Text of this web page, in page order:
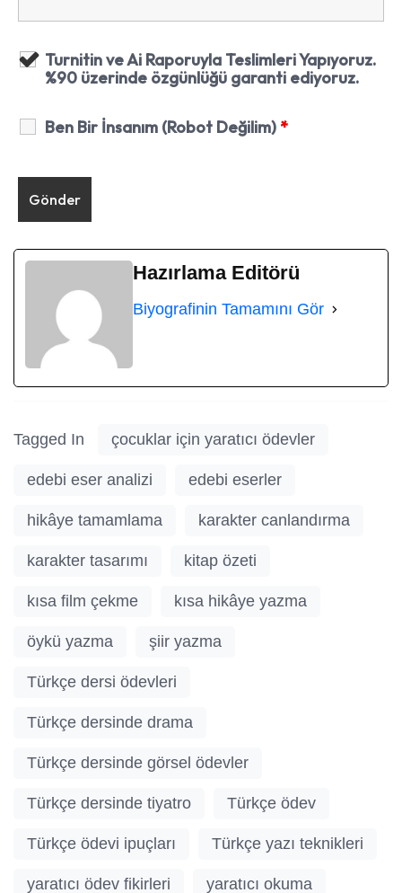
Turnitin ve Ai Raporuyla Teslimleri Yapıyoruz.
%90 üzerinde özgünlüğü garanti ediyoruz.
Ben Bir İnsanım (Robot Değilim)*
Hazırlama Editörü
Biyografinin Tamamını Gör
Tagged In çocuklar için yaratıcı ödevler
edebi eser analizi edebi eserler
hikâye tamamlama karakter canlandırma
karakter tasarımı kitap özeti
kısa film çekme kısa hikâye yazma
öykü yazma şiir yazma
Türkçe dersi ödevleri
Türkçe dersinde drama
Türkçe dersinde görsel ödevler
Türkçe dersinde tiyatro Türkçe ödev
Türkçe ödevi ipuçları Türkçe yazı teknikleri
yaratıcı ödev fikirleri yaratıcı okuma